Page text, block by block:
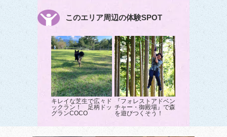
このエリア周辺の体験SPOT
キレイな芝生で広々ド
ックラン！ 足柄ドッ
グランCOCO
『フォレストアドベン
チャー・御殿場』で森
を遊びつくそう！